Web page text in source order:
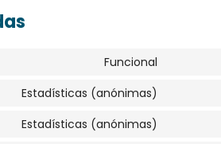
Funcional
Estadísticas (anónimas)
Estadísticas (anónimas)